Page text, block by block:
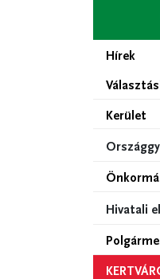
Hírek
Kerület
Hivatali